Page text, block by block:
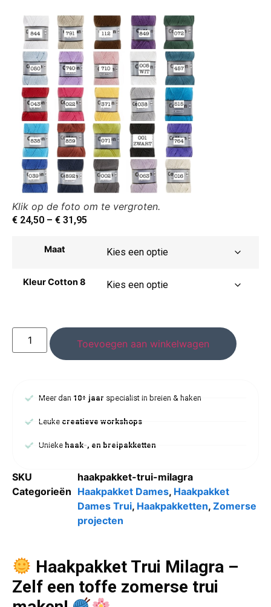
Klik op de foto om te vergroten.
€ 24,50 – € 31,95
Maat
Kleur Cotton 8
Toevoegen aan winkelwagen
Meer dan 10+ jaar specialist in breien & haken
Leuke creatieve workshops
Uniekehaak-, en breipakketten
SKU
haakpakket-trui-milagra
Categorieën Haakpakket Dames, Haakpakket
Dames Trui, Haakpakketten, Zomerse
projecten
Haakpakket Trui Milagra –
Zelf een toffe zomerse trui